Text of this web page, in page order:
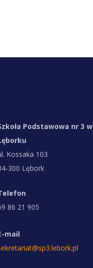
Podstawowa nr 3 w
Kossaka 103
300 Lębork
86 21 905
mail